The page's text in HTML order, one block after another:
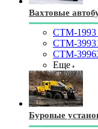
Вахтовые
СТМ-1993
СТМ-
СТМ-
Еще
Буровые